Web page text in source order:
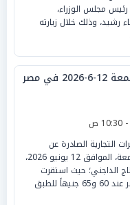
مجلس الوزراء،
رشيد، وذلك خلال زيارته
مصر
التجارية الصادرة عن
الأسواق المحلية اليوم الجمعة، الموافق 12 يونيو 2026،
الداجني؛ حيث استقرت
أسعار البيض اليوم في مصر عند 60 و65 جنيهاً للطبق